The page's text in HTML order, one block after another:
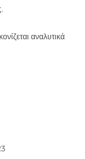
αναλυτικά